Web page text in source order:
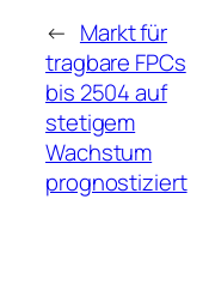
← Markt für
tragbare FPCs
bis 2504 auf
stetigem
Wachstum
prognostiziert